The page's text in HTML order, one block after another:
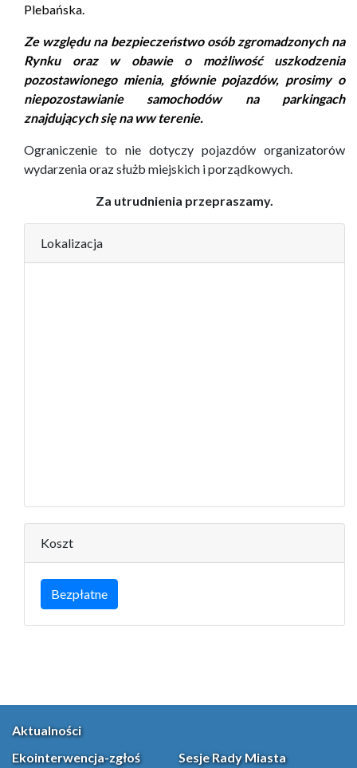
Plebańska.
Ze względu na bezpieczeństwo osób zgromadzonych na
Rynku oraz w obawie o możliwość uszkodzenia
pozostawionego mienia, głównie pojazdów, prosimy o
niepozostawianie samochodów na parkingach
znajdujących się na ww terenie.
Ograniczenie to nie dotyczy pojazdów organizatorów
wydarzenia oraz służb miejskich i porządkowych.
Za utrudnienia przepraszamy.
Lokalizacja
Koszt
Bezpłatne
Aktualności
Ekointerwencja-zgłoś
Sesje Rady Miasta